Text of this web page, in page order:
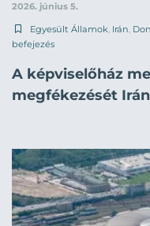
2026. június 5.
Egyesült Államok Irán
befejezés
A képviselőház
megfékezését